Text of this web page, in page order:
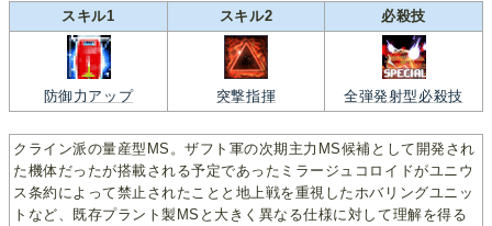
スキル1 スキル2 必殺技
防御力アップ 突撃指揮 全弾発射型必殺技
クライン派の量産型MS。ザフト軍の次期主力MS候補として開発され
た機体だったが搭載される予定であったミラージュコロイドがユニウ
ス条約によって禁止されたことと地上戦を重視したホバリングユニッ
トなど、既存プラント製MSと大きく異なる仕様に対して理解を得る